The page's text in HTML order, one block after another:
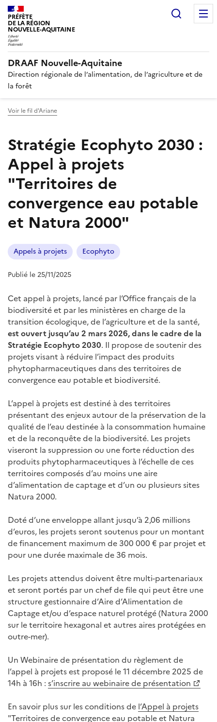
PRÉFÈTE
DE LA RÉGION
NOUVELLE-AQUITAINE
DRAAF Nouvelle-Aquitaine
Direction régionale de l’alimentation, de l’agriculture et de
la forêt
Voir le fil d'Ariane
Stratégie Ecophyto 2030 :
Appel à projets
"Territoires de
convergence eau potable
et Natura 2000"
Appels à projets Ecophyto
Publié le 25/11/2025
Cet appel à projets, lancé par l’Office français de la
biodiversité et par les ministères en charge de la
transition écologique, de l’agriculture et de la santé,
est ouvert jusqu’au 2 mars 2026, dans le cadre de la
Stratégie Ecophyto 2030. Il propose de soutenir des
projets visant à réduire l’impact des produits
phytopharmaceutiques dans des territoires de
convergence eau potable et biodiversité.
L’appel à projets est destiné à des territoires
présentant des enjeux autour de la préservation de la
qualité de l’eau destinée à la consommation humaine
et de la reconquête de la biodiversité. Les projets
viseront la suppression ou une forte réduction des
produits phytopharmaceutiques à l’échelle de ces
territoires composés d’au moins une aire
d’alimentation de captage et d’un ou plusieurs sites
Natura 2000.
Doté d’une enveloppe allant jusqu’à 2,06 millions
d’euros, les projets seront soutenus pour un montant
de financement maximum de 300 000 € par projet et
pour une durée maximale de 36 mois.
Les projets attendus doivent être multi-partenariaux
et seront portés par un chef de file qui peut être une
structure gestionnaire d’Aire d’Alimentation de
Captage et/ou d’espace naturel protégé (Natura 2000
sur le territoire hexagonal et autres aires protégées en
outre-mer).
Un Webinaire de présentation du règlement de
l’appel à projets est proposé le 11 décembre 2025 de
14h à 16h : s’inscrire au webinaire de présentation
En savoir plus sur les conditions de l’Appel à projets
"Territoires de convergence eau potable et Natura